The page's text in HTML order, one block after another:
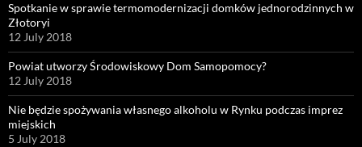
Spotkanie w sprawie termomodernizacji domków jednorodzinnych w
Złotoryi
12 July 2018
Powiat utworzy Środowiskowy Dom Samopomocy?
12 July 2018
Nie będzie spożywania własnego alkoholu w Rynku podczas imprez
miejskich
5 July 2018